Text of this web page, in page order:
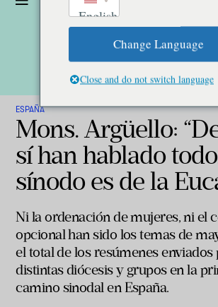
ESPAÑA
Mons. Argüello:
sí han hablado
sínodo es de la
Ni la ordenación de mujeres, ni el
opcional han sido los temas de
el total de los resúmenes enviados
distintas diócesis y grupos en la
camino sinodal en España.
English
Change Language
Close and do not switch language